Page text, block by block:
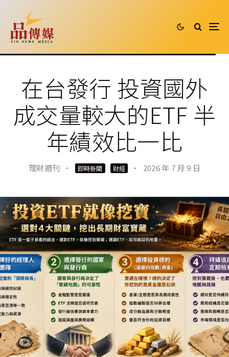
在台發行 投資國外
成交量較大的ETF 半
年績效比一比
理財週刊 · 即時新聞 財經 · 2026 年 7 月 9 日